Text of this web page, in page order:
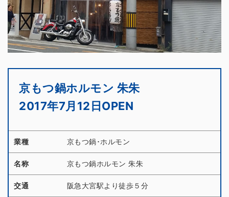
京もつ鍋ホルモン 朱朱
2017年7月12日OPEN
業種 京もつ鍋･ホルモン
名称 京もつ鍋ホルモン 朱朱
交通 阪急大宮駅より徒歩５分